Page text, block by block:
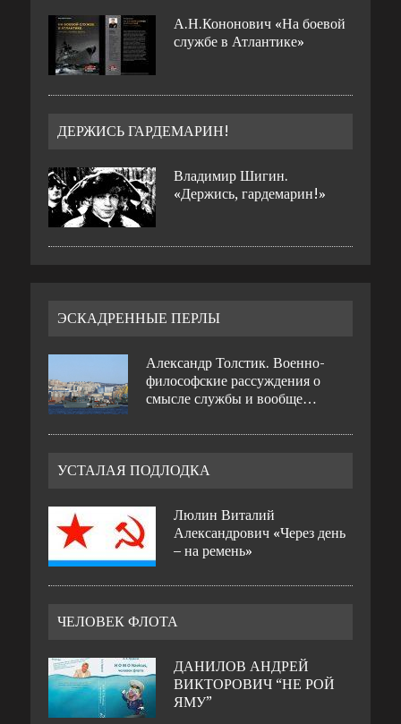
А.Н.Кононович «На боевой
службе в Атлантике»
ДЕРЖИСЬ ГАРДЕМАРИН!
Владимир Шигин.
«Держись, гардемарин!»
ЭСКАДРЕННЫЕ ПЕРЛЫ
Александр Толстик. Военно-
философские рассуждения о
смысле службы и вообще…
УСТАЛАЯ ПОДЛОДКА
Люлин Виталий
Александрович «Через день
– на ремень»
ЧЕЛОВЕК ФЛОТА
ДАНИЛОВ АНДРЕЙ
ВИКТОРОВИЧ “НЕ РОЙ
ЯМУ”